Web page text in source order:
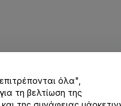
μαζί μας
όλα",
τη βελτίωση της